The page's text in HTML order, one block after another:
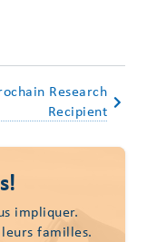
Research
Recipient
impliquer.
familles.